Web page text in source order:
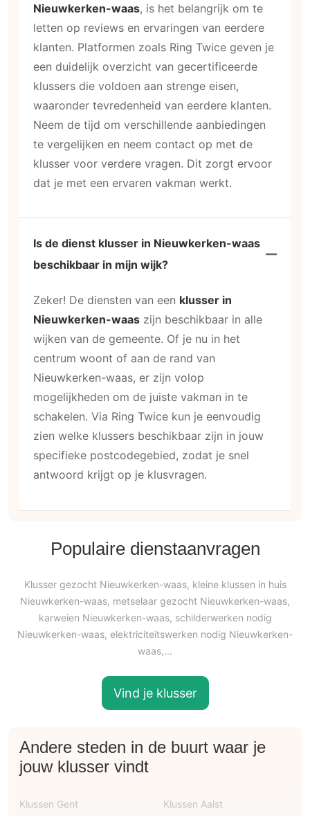
Nieuwkerken-waas, is het belangrijk om te
letten op reviews en ervaringen van eerdere
klanten. Platformen zoals Ring Twice geven je
een duidelijk overzicht van gecertificeerde
klussers die voldoen aan strenge eisen,
waaronder tevredenheid van eerdere klanten.
Neem de tijd om verschillende aanbiedingen
te vergelijken en neem contact op met de
klusser voor verdere vragen. Dit zorgt ervoor
dat je met een ervaren vakman werkt.
Is de dienst klusser in Nieuwkerken-waas
beschikbaar in mijn wijk?
Zeker! De diensten van een klusser in
Nieuwkerken-waas zijn beschikbaar in alle
wijken van de gemeente. Of je nu in het
centrum woont of aan de rand van
Nieuwkerken-waas, er zijn volop
mogelijkheden om de juiste vakman in te
schakelen. Via Ring Twice kun je eenvoudig
zien welke klussers beschikbaar zijn in jouw
specifieke postcodegebied, zodat je snel
antwoord krijgt op je klusvragen.
Populaire dienstaanvragen
Klusser gezocht Nieuwkerken-waas, kleine klussen in huis
Nieuwkerken-waas, metselaar gezocht Nieuwkerken-waas,
karweien Nieuwkerken-waas, schilderwerken nodig
Nieuwkerken-waas, elektriciteitswerken nodig Nieuwkerken-
waas,...
Vind je klusser
Andere steden in de buurt waar je
jouw klusser vindt
Klussen Gent
Klussen Aalst